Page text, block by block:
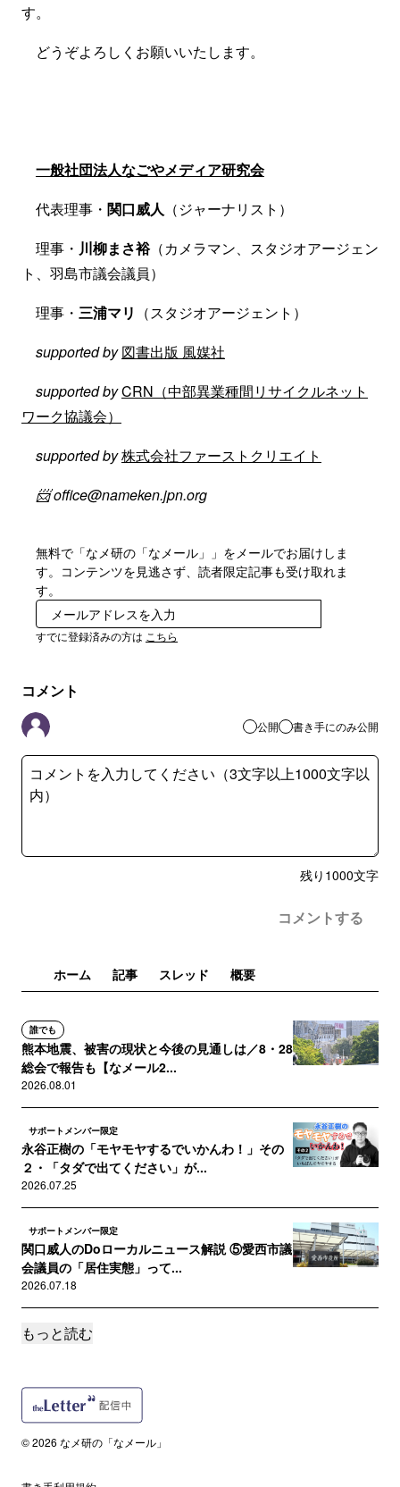
す。
どうぞよろしくお願いいたします。
一般社団法人なごやメディア研究会
代表理事・ 関口威人 （ジャーナリスト）
理事・ 川柳まさ裕（カメラマン、スタジオアージェン
ト、羽島市議会議員）
理事・ 三浦マリ （スタジオアージェント）
supported by 図書出版 風媒社
supported byCRN（中部異業種間リサイクルネット
ワーク協議会）
supported by株式会社ファーストクリエイト
📨 office@nameken.jpn.org
無料で「なメ研の「なメール」」をメールでお届けしま
す。コンテンツを見逃さず、読者限定記事も受け取れま
す。
すでに登録済みの方は こちら
コメント
公開 書き手にのみ公開
残り 1000文字
コメントする
ホーム 記事 スレッド 概要
誰でも
熊本地震、被害の現状と今後の見通しは／8・28
総会で報告も【なメール2...
2026.08.01
サポートメンバー限定
永谷正樹の「モヤモヤするでいかんわ！」その
２・「タダで出てください」が...
2026.07.25
サポートメンバー限定
関口威人のDoローカルニュース解説 ⑤愛西市議
会議員の「居住実態」って...
2026.07.18
サポートメンバー限定
2026.07.11
8・28総会で重大発表／最大規模の生配信終了／
もっと読む
© 2026 なメ研の「なメール」